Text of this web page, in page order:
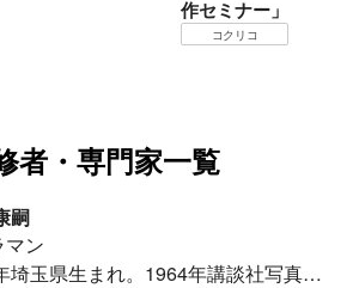
者・専門家一覧
嗣
マン
埼玉県生まれ。1964年講談社写真部